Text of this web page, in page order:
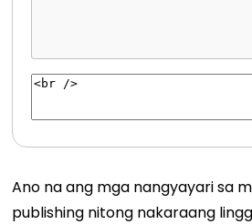
Ano na ang mga nangyayari sa
publishing nitong nakaraang